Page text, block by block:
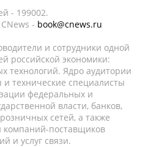
- 199002.
- book@cnews.ru
и сотрудники одной
российской экономики:
технологий. Ядро аудитории
технические специалисты
федеральных и
власти, банков,
сетей, а также
компаний-поставщиков
и услуг связи.